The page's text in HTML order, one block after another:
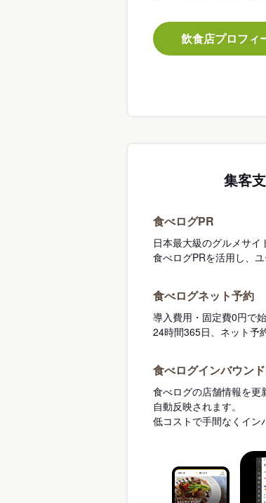
飲食店プロフィ
集客
食べログPR
日本最大級のグルメサイ
食べログPRを活用し、
食べログネット予約
導入費用・固定費0円で
24時間365日、ネット予
食べログインバウン
食べログの店舗情報を
自動反映されます。
低コストで手間なくイン